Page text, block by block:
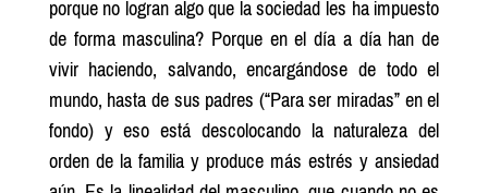
porque no logran algo que la sociedad les ha impuesto
de forma masculina? Porque en el día a día han de
vivir haciendo, salvando, encargándose de todo el
mundo, hasta de sus padres (“Para ser miradas” en el
fondo) y eso está descolocando la naturaleza del
orden de la familia y produce más estrés y ansiedad